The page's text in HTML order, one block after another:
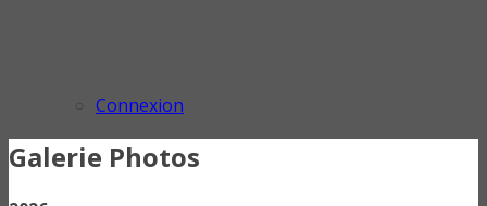
Connexion
Galerie Photos